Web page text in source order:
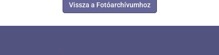
Vissza a Fotóarchívumhoz